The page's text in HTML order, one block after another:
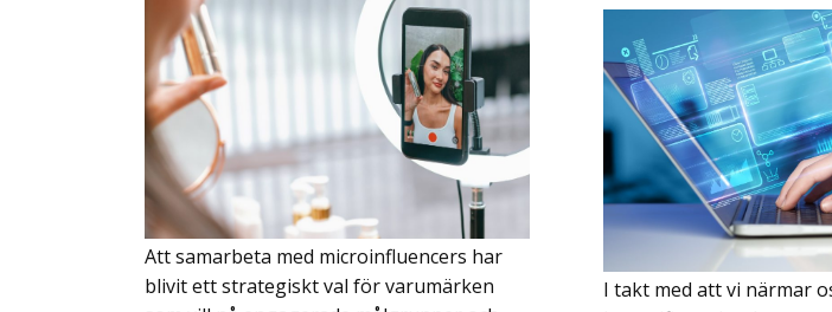
Att samarbeta med microinfluencers har
blivit ett strategiskt val för varumärken
I takt med att vi närmar